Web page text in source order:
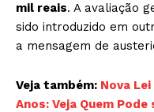
mil reais. A avaliação
sido introduzido em
a mensagem de
Veja também: Nova
Anos: Veja Quem